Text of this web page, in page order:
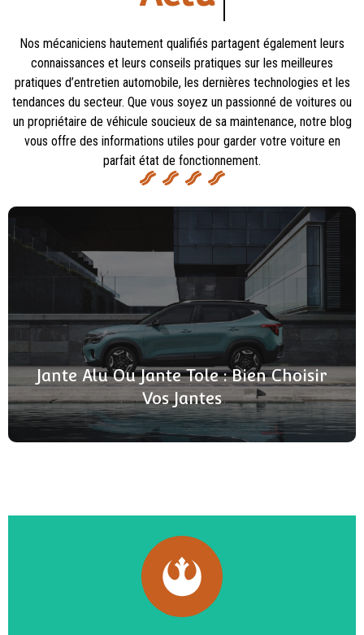
Nos mécaniciens hautement qualifiés partagent également leurs
connaissances et leurs conseils pratiques sur les meilleures
pratiques d’entretien automobile, les dernières technologies et les
tendances du secteur. Que vous soyez un passionné de voitures ou
un propriétaire de véhicule soucieux de sa maintenance, notre blog
vous offre des informations utiles pour garder votre voiture en
parfait état de fonctionnement.
Jante Alu Ou Jante Tole : Bien Choisir
Vos Jantes